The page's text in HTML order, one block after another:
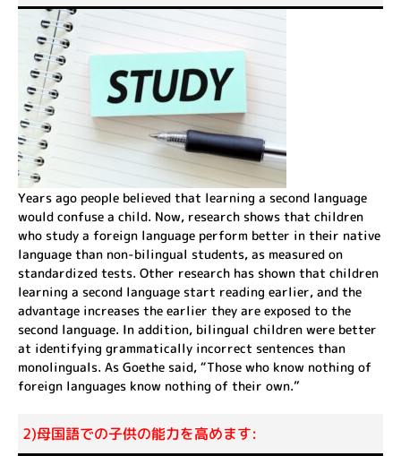
Years ago people believed that learning a second language
would confuse a child. Now, research shows that children
who study a foreign language perform better in their native
language than non-bilingual students, as measured on
standardized tests. Other research has shown that children
learning a second language start reading earlier, and the
advantage increases the earlier they are exposed to the
second language. In addition, bilingual children were better
at identifying grammatically incorrect sentences than
monolinguals. As Goethe said, “Those who know nothing of
foreign languages know nothing of their own.”
2)母国語での子供の能力を高めます: